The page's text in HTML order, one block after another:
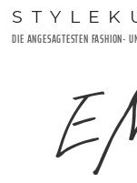
Zum
Inhalt
DIE ANGESAGTESTEN FASHION-